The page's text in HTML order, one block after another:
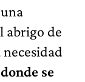
abrigo de
se